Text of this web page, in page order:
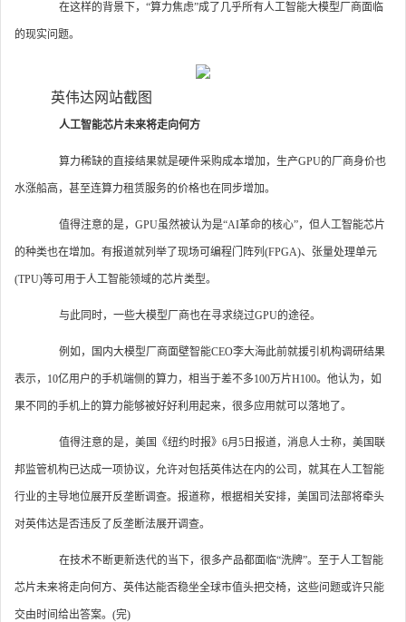
在这样的背景下，“算力焦虑”成了几乎所有人工智能大模型厂商面临
的现实问题。
英伟达网站截图
人工智能芯片未来将走向何方
算力稀缺的直接结果就是硬件采购成本增加，生产GPU的厂商身价也
水涨船高，甚至连算力租赁服务的价格也在同步增加。
值得注意的是，GPU虽然被认为是“AI革命的核心”，但人工智能芯片
的种类也在增加。有报道就列举了现场可编程门阵列(FPGA)、张量处理单元
(TPU)等可用于人工智能领域的芯片类型。
与此同时，一些大模型厂商也在寻求绕过GPU的途径。
例如，国内大模型厂商面壁智能CEO李大海此前就援引机构调研结果
表示，10亿用户的手机端侧的算力，相当于差不多100万片H100。他认为，如
果不同的手机上的算力能够被好好利用起来，很多应用就可以落地了。
值得注意的是，美国《纽约时报》6月5日报道，消息人士称，美国联
邦监管机构已达成一项协议，允许对包括英伟达在内的公司，就其在人工智能
行业的主导地位展开反垄断调查。报道称，根据相关安排，美国司法部将牵头
对英伟达是否违反了反垄断法展开调查。
在技术不断更新迭代的当下，很多产品都面临“洗牌”。至于人工智能
芯片未来将走向何方、英伟达能否稳坐全球市值头把交椅，这些问题或许只能
交由时间给出答案。(完)